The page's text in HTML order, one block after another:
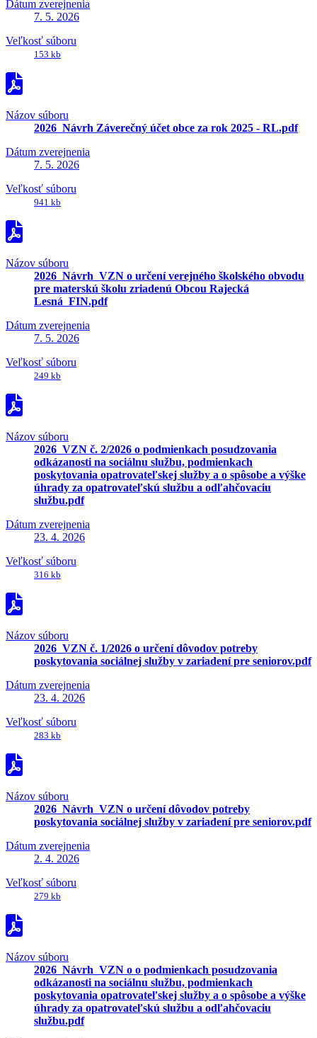
Dátum zverejnenia
7. 5. 2026
Veľkosť súboru
153 kb
Názov súboru
2026_Návrh Záverečný účet obce za rok 2025 - RL.pdf
Dátum zverejnenia
7. 5. 2026
Veľkosť súboru
941 kb
Názov súboru
2026_Návrh_VZN o určení verejného školského obvodu
pre materskú školu zriadenú Obcou Rajecká
Lesná_FIN.pdf
Dátum zverejnenia
7. 5. 2026
Veľkosť súboru
249 kb
Názov súboru
2026_VZN č. 2/2026 o podmienkach posudzovania
odkázanosti na sociálnu službu, podmienkach
poskytovania opatrovateľskej služby a o spôsobe a výške
úhrady za opatrovateľskú službu a odľahčovaciu
službu.pdf
Dátum zverejnenia
23. 4. 2026
Veľkosť súboru
316 kb
Názov súboru
2026_VZN č. 1/2026 o určení dôvodov potreby
poskytovania sociálnej služby v zariadení pre seniorov.pdf
Dátum zverejnenia
23. 4. 2026
Veľkosť súboru
283 kb
Názov súboru
2026_Návrh_VZN o určení dôvodov potreby
poskytovania sociálnej služby v zariadení pre seniorov.pdf
Dátum zverejnenia
2. 4. 2026
Veľkosť súboru
279 kb
Názov súboru
2026_Návrh_VZN o o podmienkach posudzovania
odkázanosti na sociálnu službu, podmienkach
poskytovania opatrovateľskej služby a o spôsobe a výške
úhrady za opatrovateľskú službu a odľahčovaciu
službu.pdf